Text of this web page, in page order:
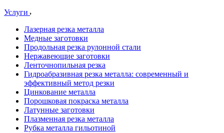
Услуги
Лазерная резка металла
Медные заготовки
Продольная резка рулонной стали
Нержавеющие заготовки
Ленточнопильная резка
Гидроабразивная резка металла: современный и
эффективный метод резки
Цинкование металла
Порошковая покраска металла
Латунные заготовки
Плазменная резка металла
Рубка металла гильотиной